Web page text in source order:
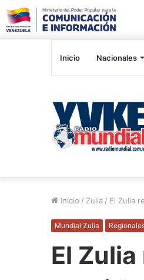
Inicio Nacionales
Inicio / Zulia / El Zulia
Mundial Zulia
El